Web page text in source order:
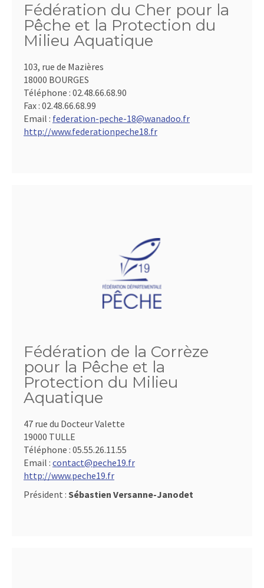
Fédération du Cher pour la
Pêche et la Protection du
Milieu Aquatique
103, rue de Mazières
18000 BOURGES
Téléphone : 02.48.66.68.90
Fax : 02.48.66.68.99
Email : federation-peche-18@wanadoo.fr
http://www.federationpeche18.fr
Fédération de la Corrèze
pour la Pêche et la
Protection du Milieu
Aquatique
47 rue du Docteur Valette
19000 TULLE
Téléphone : 05.55.26.11.55
Email : contact@peche19.fr
http://www.peche19.fr
Président : Sébastien Versanne-Janodet